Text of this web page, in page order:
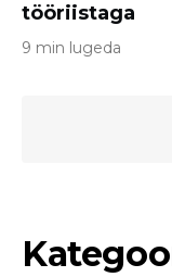
tööriistaga
9 min lugeda